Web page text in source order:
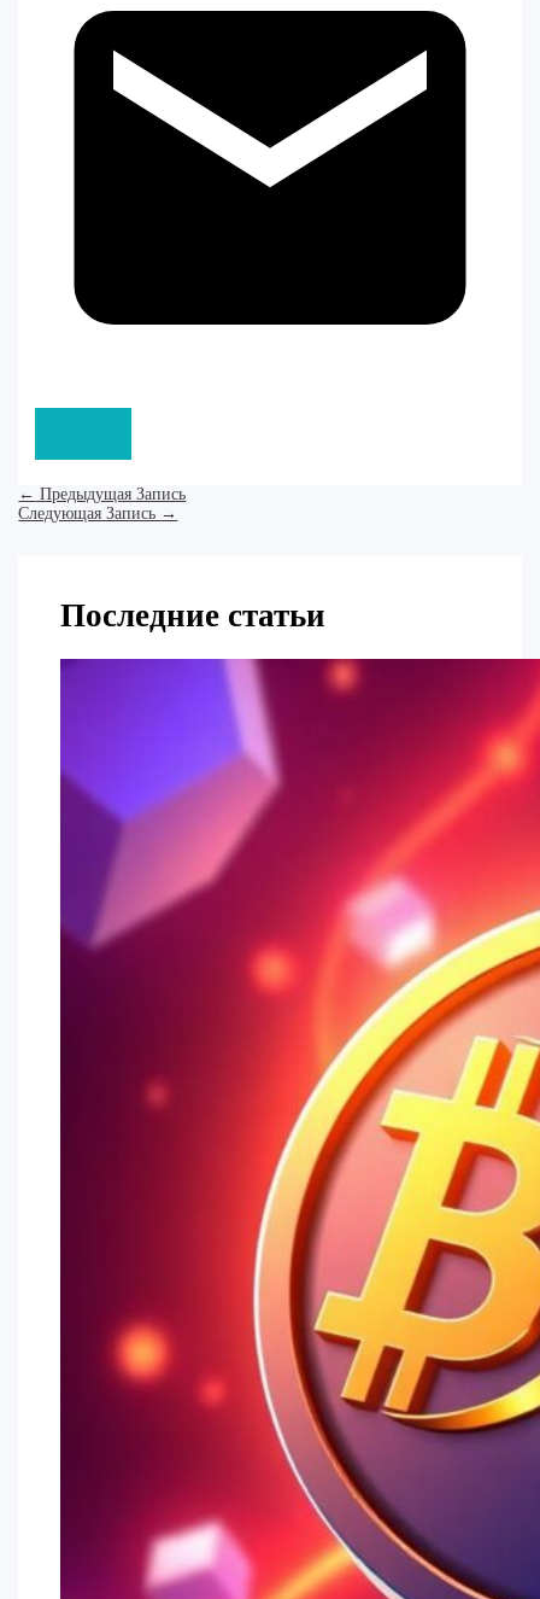
← Предыдущая Запись
Следующая Запись →
Последние статьи